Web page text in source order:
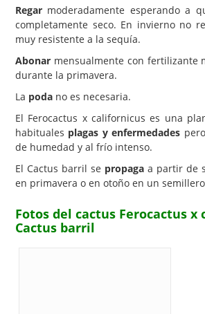
Regar moderadamente esperando a
completamente seco. En invierno no
muy resistente a la sequía.
Abonar mensualmente con fertilizante
durante la primavera.
La poda no es necesaria.
El Ferocactus x californicus es una
habituales plagas y enfermedades
de humedad y al frío intenso.
El Cactus barril se propaga a partir de
en primavera o en otoño en un
Fotos del cactus Ferocactus
Cactus barril